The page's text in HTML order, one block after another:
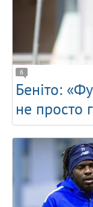
6
Беніто:
не просто